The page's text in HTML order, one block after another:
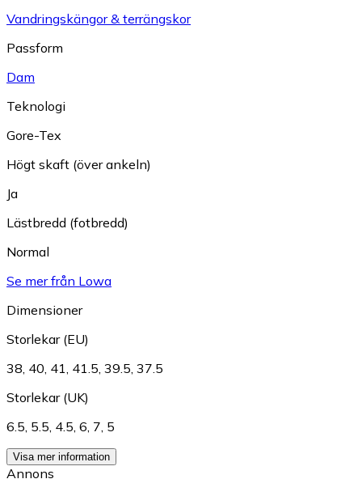
Vandringskängor & terrängskor
Passform
Dam
Teknologi
Gore-Tex
Högt skaft (över ankeln)
Ja
Lästbredd (fotbredd)
Normal
Se mer från Lowa
Dimensioner
Storlekar (EU)
38 40 41 41.5 39.5 37.5
Storlekar (UK)
6.5 5.5 4.5 6 7 5
Visa mer information
Annons